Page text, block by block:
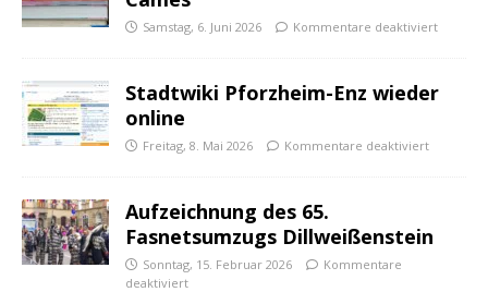
Samstag, 6. Juni 2026 Kommentare deaktiviert
Stadtwiki Pforzheim-Enz wieder
online
Freitag, 8. Mai 2026 Kommentare deaktiviert
Aufzeichnung des 65.
Fasnetsumzugs Dillweißenstein
Sonntag, 15. Februar 2026
Kommentare
deaktiviert